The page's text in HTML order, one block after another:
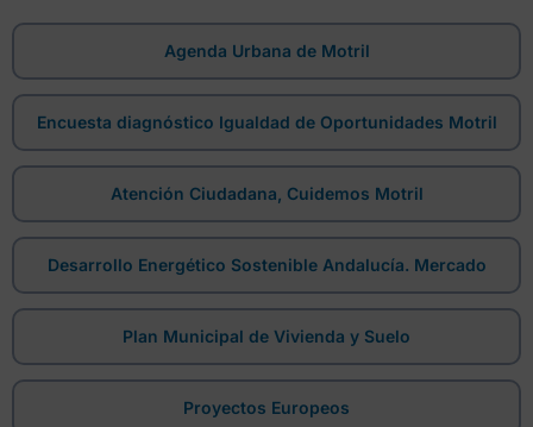
Agenda Urbana de Motril
Encuesta diagnóstico Igualdad de Oportunidades Motril
Atención Ciudadana, Cuidemos Motril
Desarrollo Energético Sostenible Andalucía. Mercado
Plan Municipal de Vivienda y Suelo
Proyectos Europeos